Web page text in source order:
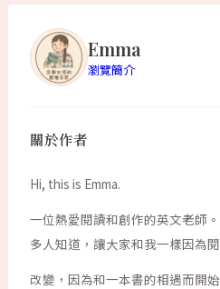
Emma
瀏覽簡介
關於作者
Hi, this is Emma.
一位熱愛閱讀和創作的英文老師
多人知道，讓大家和我一樣因為
改變，因為和一本書的相遇而開始